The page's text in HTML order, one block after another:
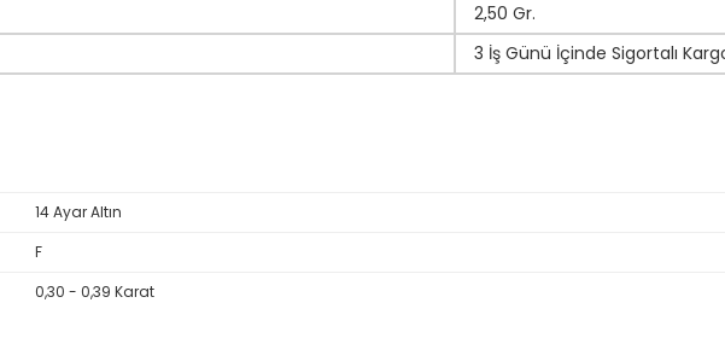
2,50 Gr.
3 İş Günü İçinde Sigortalı
14 Ayar Altın
F
0,30 - 0,39 Karat